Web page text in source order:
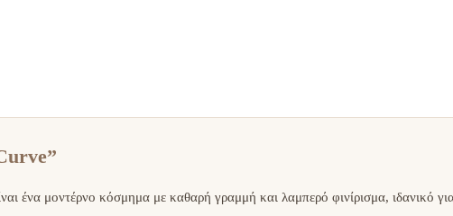
ένα μοντέρνο κόσμημα με καθαρή γραμμή και λαμπερό φινίρισμα, ιδανικό